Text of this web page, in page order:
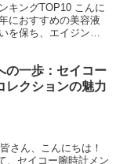
キングTOP10 こんに
におすすめの美容液
を保ち、エイジング
の一歩：セイコー
レクションの魅力
さん、こんにちは！
、セイコー腕時計メン